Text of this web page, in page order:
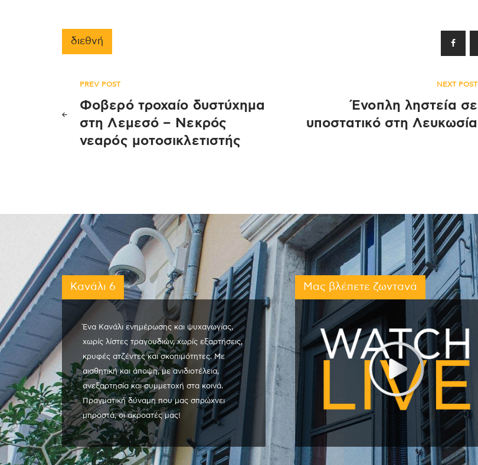
διεθνή
Πλοήγηση
άρθρων
PREV POST
Φοβερό τροχαίο δυστύχημα
στη Λεμεσό – Νεκρός
νεαρός μοτοσικλετιστής
NEXT POST
Ένοπλη ληστεία σε
υποστατικό στη Λευκωσία
Κανάλι 6
Ένα Κανάλι ενημέρωσης και ψυχαγωγίας,
χωρίς λίστες τραγουδιών, χωρίς εξαρτήσεις,
κρυφές ατζέντες και σκοπιμότητες. Με
αισθητική και άποψη, με ανιδιοτέλεια,
ανεξαρτησία και συμμετοχή στα κοινά.
Πραγματική δύναμη που μας σπρώχνει
μπροστά, οι ακροατές μας!
Μας βλέπετε ζωντανά